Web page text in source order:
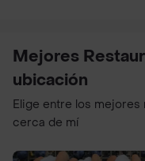
Mejores
ubicación
Elige entre los
cerca de mí